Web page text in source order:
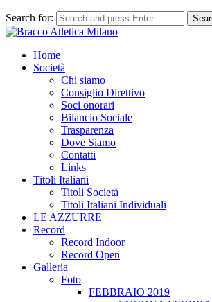
Search for:
Home
Società
Chi siamo
Consiglio Direttivo
Soci onorari
Bilancio Sociale
Trasparenza
Dove Siamo
Contatti
Links
Titoli Italiani
Titoli Società
Titoli Italiani Individuali
LE AZZURRE
Record
Record Indoor
Record Open
Galleria
Foto
FEBBRAIO 2019